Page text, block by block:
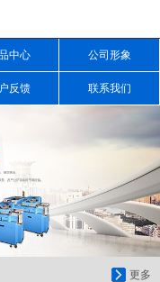
中心 公司形象
反馈 联系我们
更多
搜索